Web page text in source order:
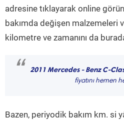
adresine tıklayarak online
bakımda değişen malzemeleri
kilometre ve zamanını da
“ 2011 Mercedes - Benz C-
fiyatını hemen
Bazen, periyodik bakım km. si